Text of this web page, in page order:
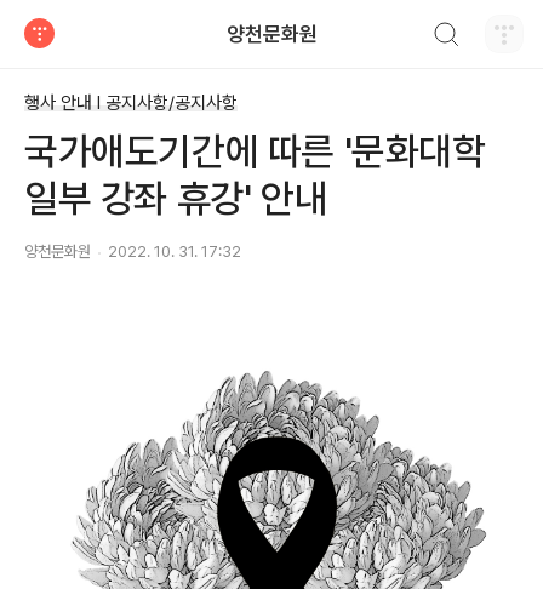
양천문화원
행사 안내 Ι 공지사항/공지사항
국가애도기간에 따른 '문화대학
일부 강좌 휴강' 안내
양천문화원 2022. 10. 31. 17:32